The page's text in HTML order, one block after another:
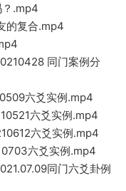
？.mp4
的复合.mp4
同门案例分
六爻实例.mp4
六爻实例.mp4
六爻实例.mp4
六爻实例.mp4
同门六爻卦例